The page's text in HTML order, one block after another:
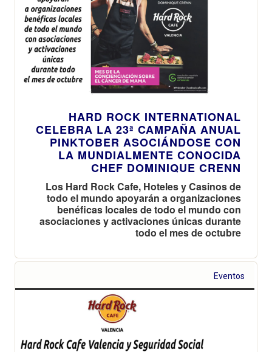
HARD ROCK INTERNATIONAL
CELEBRA LA 23ª CAMPAÑA ANUAL
PINKTOBER ASOCIÁNDOSE CON
LA MUNDIALMENTE CONOCIDA
CHEF DOMINIQUE CRENN
Los Hard Rock Cafe, Hoteles y Casinos de
todo el mundo apoyarán a organizaciones
benéficas locales de todo el mundo con
asociaciones y activaciones únicas durante
todo el mes de octubre
Eventos